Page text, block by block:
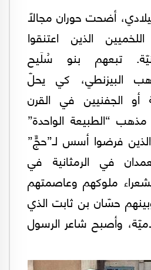
أضحت حوران مجالاً
الذين اعتنقوا
تبعهم بنو سُلَيح
البيزنطي، كي يحلّ
أو الجفنيين في القرن
“الطبيعة الواحدة”
فرضوا أسس لـ”حجٍّ”
في الرمثانية في
ملوكهم وعاصمتهم
حسّان بن ثابت الذي
وأصبح شاعر الرسول